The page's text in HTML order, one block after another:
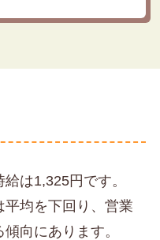
は1,325円です。
均を下回り、営業
向にあります。